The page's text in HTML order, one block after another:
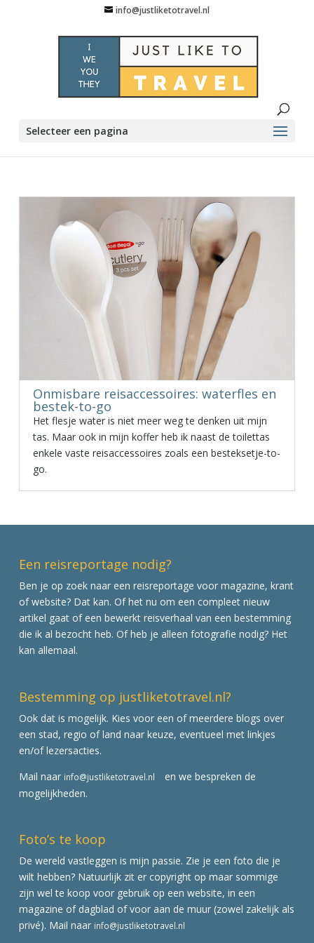
info@justliketotravel.nl
Selecteer een pagina
Onmisbare reisaccessoires: waterfles en
bestek-to-go
Het flesje water is niet meer weg te denken uit mijn
tas. Maar ook in mijn koffer heb ik naast de toilettas
enkele vaste reisaccessoires zoals een besteksetje-to-
go.
Een reisreportage nodig?
Ben je op zoek naar een reisreportage voor magazine, krant
of website? Dat kan. Of het nu om een compleet nieuw
artikel gaat of een bewerkt reisverhaal van een bestemming
die ik al bezocht heb. Of heb je alleen fotografie nodig? Het
kan allemaal.
Bestemming op justliketotravel.nl?
Ook dat is mogelijk. Kies voor een of meerdere blogs over
een stad, regio of land naar keuze, eventueel met linkjes
en/of lezersacties.
Mail naar info@justliketotravel.nl
en we bespreken de
mogelijkheden.
Foto’s te koop
De wereld vastleggen is mijn passie. Zie je een foto die je
wilt hebben? Natuurlijk zit er copyright op maar sommige
zijn wel te koop voor gebruik op een website, in een
magazine of dagblad of voor aan de muur (zowel zakelijk als
privé). Mail naar info@justliketotravel.nl